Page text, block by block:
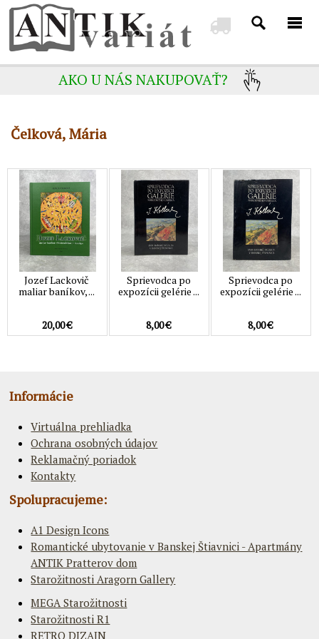
AKO U NÁS NAKUPOVAŤ?
Čelková, Mária
Jozef Lackovič
maliar baníkov, ...
20,00 €
Sprievodca po
expozícii gelérie ...
8,00 €
Sprievodca po
expozícii gelérie ...
8,00 €
Informácie
Virtuálna prehliadka
Ochrana osobných údajov
Reklamačný poriadok
Kontakty
Spolupracujeme:
A1 Design Icons
Romantické ubytovanie v Banskej Štiavnici - Apartmány
ANTIK Pratterov dom
Starožitnosti Aragorn Gallery
MEGA Starožitnosti
Starožitnosti R1
RETRO DIZAJN